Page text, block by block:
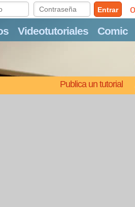
Videotutoriales Comic
Publica un tutorial
Entrar